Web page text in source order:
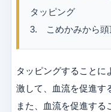
タッピング
3. こめかみから頭
タッピングすることに
激して、血流を促進す
また、血流を促進する